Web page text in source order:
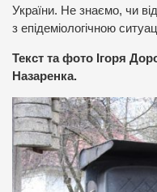
України. Не знаємо, чи
з епідеміологічною
Текст та фото Ігоря
Назаренка.